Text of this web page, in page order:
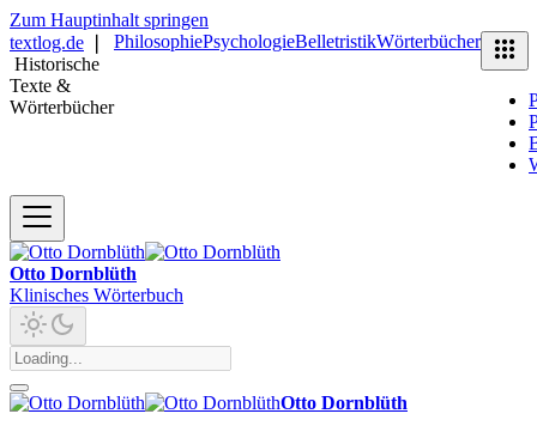
Zum Hauptinhalt springen
textlog.de
Historische
Texte &
Wörterbücher
PhilosophiePsychologieBelletristikWörterbücher
Otto Dornblüth
Klinisches Wörterbuch
Otto Dornblüth